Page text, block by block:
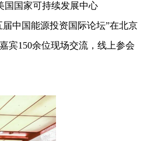
国国家可持续发展中心
届中国能源投资国际论坛”在北京
宾150余位现场交流，线上参会